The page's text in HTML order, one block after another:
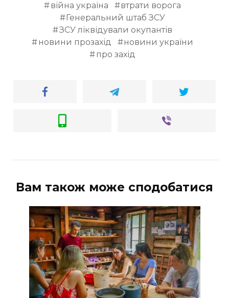
війна україна
втрати ворога
Генеральний штаб ЗСУ
ЗСУ ліквідували окупантів
новини прозахід
новини україни
про захід
Вам також може сподобатися